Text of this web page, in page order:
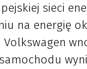
sieci
na energię